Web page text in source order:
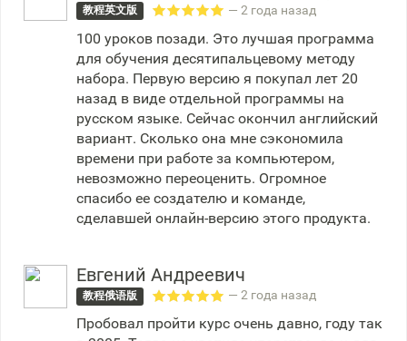
教程英文版 — 2 года назад
100 уроков позади. Это лучшая программа
для обучения десятипальцевому методу
набора. Первую версию я покупал лет 20
назад в виде отдельной программы на
русском языке. Сейчас окончил английский
вариант. Сколько она мне сэкономила
времени при работе за компьютером,
невозможно переоценить. Огромное
спасибо ее создателю и команде,
сделавшей онлайн-версию этого продукта.
Евгений Андреевич
教程俄语版 — 2 года назад
Пробовал пройти курс очень давно, году так